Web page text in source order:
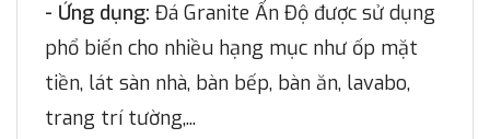
- Ứng dụng: Đá Granite Ấn Độ được sử dụng
phổ biến cho nhiều hạng mục như ốp mặt
tiền, lát sàn nhà, bàn bếp, bàn ăn, lavabo,
trang trí tường,...